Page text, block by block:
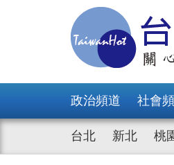
政治頻道 社會
台北 新北 桃